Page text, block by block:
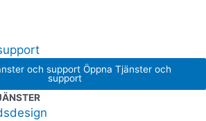
och support Öppna Tjänster och
support